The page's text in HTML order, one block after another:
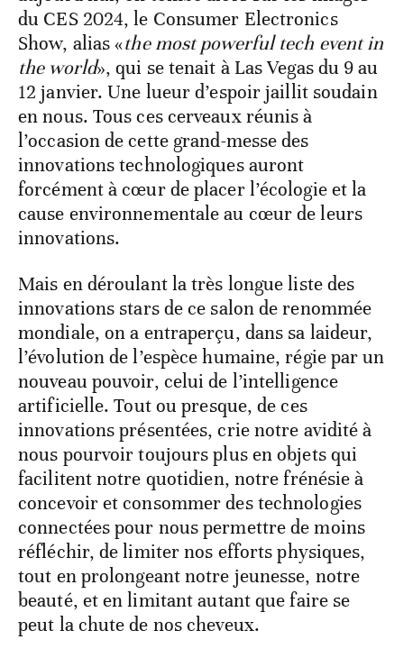
du CES 2024, le Consumer Electronics
Show, alias «the most powerful tech event in
the world», qui se tenait à Las Vegas du 9 au
12 janvier. Une lueur d’espoir jaillit soudain
en nous. Tous ces cerveaux réunis à
l’occasion de cette grand-messe des
innovations technologiques auront
forcément à cœur de placer l’écologie et la
cause environnementale au cœur de leurs
innovations.
Mais en déroulant la très longue liste des
innovations stars de ce salon de renommée
mondiale, on a entraperçu, dans sa laideur,
l’évolution de l’espèce humaine, régie par un
nouveau pouvoir, celui de l’intelligence
artificielle. Tout ou presque, de ces
innovations présentées, crie notre avidité à
nous pourvoir toujours plus en objets qui
facilitent notre quotidien, notre frénésie à
concevoir et consommer des technologies
connectées pour nous permettre de moins
réfléchir, de limiter nos efforts physiques,
tout en prolongeant notre jeunesse, notre
beauté, et en limitant autant que faire se
peut la chute de nos cheveux.